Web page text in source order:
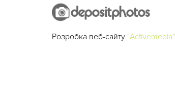
Розробка веб-сайту "Activemedia"